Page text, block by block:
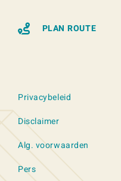
PLAN ROUTE
Privacybeleid
Disclaimer
Alg. voorwaarden
Pers